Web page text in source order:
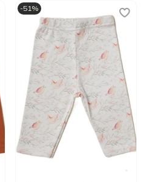
-51%